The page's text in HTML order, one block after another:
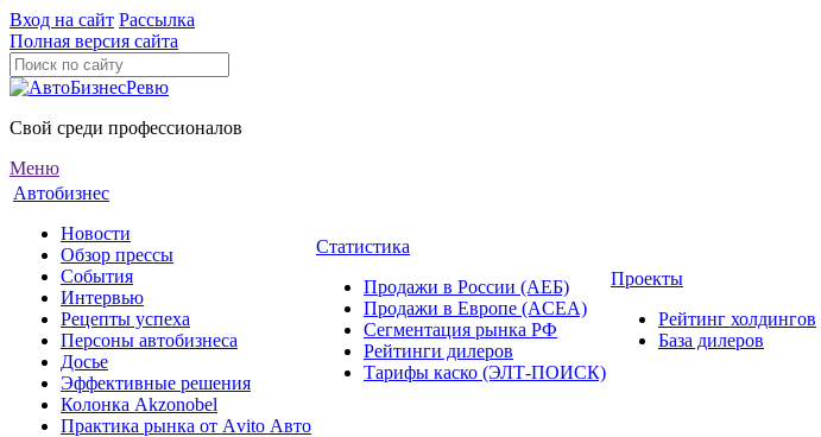
Вход на сайт Рассылка
Полная версия сайта
Свой среди профессионалов
Меню
Автобизнес
Новости
Обзор прессы
События
Интервью
Рецепты успеха
Персоны автобизнеса
Досье
Эффективные решения
Колонка Akzonobel
Практика рынка от Аvito Авто
Статистика
Продажи в России (АЕБ)
Продажи в Европе (ACEA)
Сегментация рынка РФ
Рейтинги дилеров
Тарифы каско (ЭЛТ-ПОИСК)
Проекты
Рейтинг холдингов
База дилеров